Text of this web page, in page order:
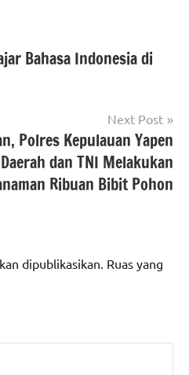
Bahasa Indonesia di
Next Post
Polres Kepulauan Yapen
dan TNI Melakukan
Ribuan Bibit Pohon
dipublikasikan. Ruas yang